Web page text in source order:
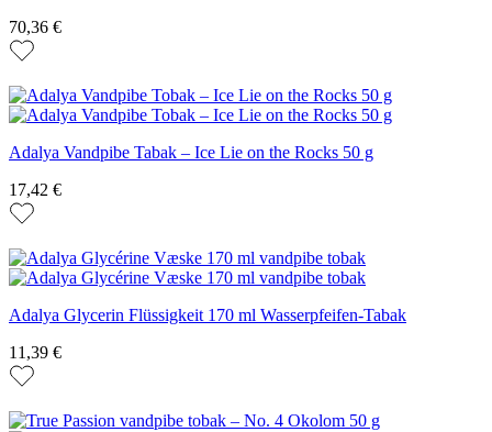
70,36 €
Adalya Vandpibe Tabak – Ice Lie on the Rocks 50 g
17,42 €
Adalya Glycerin Flüssigkeit 170 ml Wasserpfeifen-Tabak
11,39 €